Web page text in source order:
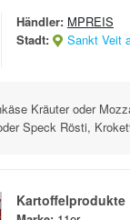
Händler: MPREIS
Stadt:
Sankt Veit
Kräuter oder
Speck Rösti,
Kartoffelprodukte